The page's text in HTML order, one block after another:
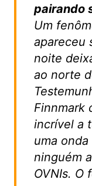
pairando
Um
apareceu
noite
ao norte
Finnmark
incrível a
uma onda
ninguém
OVNIs. O